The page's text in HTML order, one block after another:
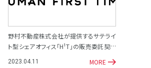
野村不動産株式会社が提供するサテライ
ト型シェアオフィス「H¹T」の販売委託契約
2023.04.11 MORE